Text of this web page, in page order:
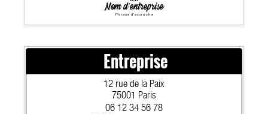
Nom d'entreprise
Phrase d'accroche
06 12 34 56 78
12 rue de la Paix
75001 Paris
Entreprise